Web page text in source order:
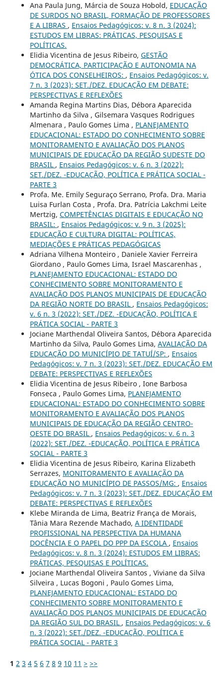
Ana Paula Jung, Márcia de Souza Hobold, EDUCAÇÃO
DE SURDOS NO BRASIL, FORMAÇÃO DE PROFESSORES
E A LIBRAS , Ensaios Pedagógicos: v. 8 n. 3 (2024):
ESTUDOS EM LIBRAS: PRÁTICAS, PESQUISAS E
POLÍTICAS.
Elidia Vicentina de Jesus Ribeiro, GESTÃO
DEMOCRÁTICA, PARTICIPAÇÃO E AUTONOMIA NA
ÓTICA DOS CONSELHEIROS: , Ensaios Pedagógicos: v.
7 n. 3 (2023): SET./DEZ. EDUCAÇÃO EM DEBATE:
PERSPECTIVAS E REFLEXÕES
Amanda Regina Martins Dias, Débora Aparecida
Martinho da Silva , Gilsemara Vasques Rodrigues
Almenara , Paulo Gomes Lima , PLANEJAMENTO
EDUCACIONAL: ESTADO DO CONHECIMENTO SOBRE
MONITORAMENTO E AVALIAÇÃO DOS PLANOS
MUNICIPAIS DE EDUCAÇÃO DA REGIÃO SUDESTE DO
BRASIL , Ensaios Pedagógicos: v. 6 n. 3 (2022):
SET./DEZ. -EDUCAÇÃO, POLÍTICA E PRÁTICA SOCIAL -
PARTE 3
Profa. Me. Emily Seguraço Serrano, Profa. Dra. Maria
Luisa Furlan Costa , Profa. Dra. Patrícia Lakchmi Leite
Mertzig, COMPETÊNCIAS DIGITAIS E EDUCAÇÃO NO
BRASIL: , Ensaios Pedagógicos: v. 9 n. 3 (2025):
EDUCAÇÃO E CULTURA DIGITAL: POLÍTICAS,
MEDIAÇÕES E PRÁTICAS PEDAGÓGICAS
Adriana Vilhena Monteiro , Daniele Xavier Ferreira
Giordano , Paulo Gomes Lima, Israel Mascarenhas ,
PLANEJAMENTO EDUCACIONAL: ESTADO DO
CONHECIMENTO SOBRE MONITORAMENTO E
AVALIAÇÃO DOS PLANOS MUNICIPAIS DE EDUCAÇÃO
DA REGIÃO NORTE DO BRASIL , Ensaios Pedagógicos:
v. 6 n. 3 (2022): SET./DEZ. -EDUCAÇÃO, POLÍTICA E
PRÁTICA SOCIAL - PARTE 3
Jociane Marthendal Oliveira Santos, Débora Aparecida
Martinho da Silva, Paulo Gomes Lima, AVALIAÇÃO DA
EDUCAÇÃO DO MUNICÍPIO DE TATUÍ/SP: , Ensaios
Pedagógicos: v. 7 n. 3 (2023): SET./DEZ. EDUCAÇÃO EM
DEBATE: PERSPECTIVAS E REFLEXÕES
Elidia Vicentina de Jesus Ribeiro , Ione Barbosa
Fonseca , Paulo Gomes Lima, PLANEJAMENTO
EDUCACIONAL: ESTADO DO CONHECIMENTO SOBRE
MONITORAMENTO E AVALIAÇÃO DOS PLANOS
MUNICIPAIS DE EDUCAÇÃO DA REGIÃO CENTRO-
OESTE DO BRASIL , Ensaios Pedagógicos: v. 6 n. 3
(2022): SET./DEZ. -EDUCAÇÃO, POLÍTICA E PRÁTICA
SOCIAL - PARTE 3
Elidia Vicentina de Jesus Ribeiro, Karina Elizabeth
Serrazes, MONITORAMENTO E AVALIAÇÃO DA
EDUCAÇÃO NO MUNICÍPIO DE PASSOS/MG: , Ensaios
Pedagógicos: v. 7 n. 3 (2023): SET./DEZ. EDUCAÇÃO EM
DEBATE: PERSPECTIVAS E REFLEXÕES
Klebe Miranda de Lima, Beatriz França de Morais,
Tânia Mara Rezende Machado, A IDENTIDADE
PROFISSIONAL NA PERSPECTIVA DA HUMANA
DOCÊNCIA E O PAPEL DO PPP DA ESCOLA , Ensaios
Pedagógicos: v. 8 n. 3 (2024): ESTUDOS EM LIBRAS:
PRÁTICAS, PESQUISAS E POLÍTICAS.
Jociane Marthendal Oliveira Santos , Viviane da Silva
Silveira , Lucas Bogoni , Paulo Gomes Lima,
PLANEJAMENTO EDUCACIONAL: ESTADO DO
CONHECIMENTO SOBRE MONITORAMENTO E
AVALIAÇÃO DOS PLANOS MUNICIPAIS DE EDUCAÇÃO
DA REGIÃO SUL DO BRASIL , Ensaios Pedagógicos: v. 6
n. 3 (2022): SET./DEZ. -EDUCAÇÃO, POLÍTICA E
PRÁTICA SOCIAL - PARTE 3
1 2 3 4 5 6 7 8 9 10 11 > >>